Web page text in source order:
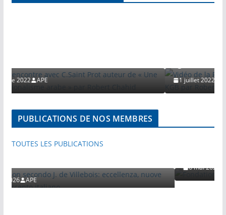
1 juillet 2022 APE
PUBLICATIONS DE NOS MEMBRES
TOUTES LES PUBLICATIONS
ACTIVITES
PUBLICATIONS PAR NOS MEMBRES
VISITES ET VOYAGES DE PRESSE
6 mai 2026 APE